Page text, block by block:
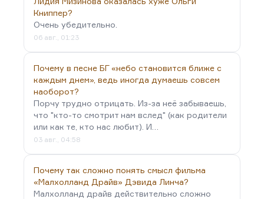
Книппер?
Очень убедительно.
06 авг., 01:23
Почему в песне БГ «небо становится ближе с
каждым днем», ведь иногда думаешь совсем
наоборот?
Порчу трудно отрицать. Из-за неё забываешь,
что "кто-то смотрит нам вслед" (как родители
или как те, кто нас любит). И…
03 авг., 04:58
Почему так сложно понять смысл фильма
«Малхолланд Драйв» Дэвида Линча?
Малхолланд драйв действительно сложно